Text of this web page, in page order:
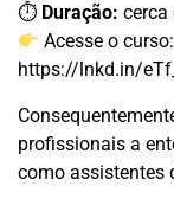
⏱ Duração: cerca
Acesse o curso:
https://lnkd.in/
profissionais a
como assistentes